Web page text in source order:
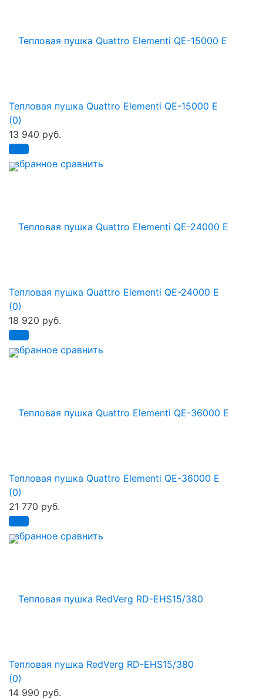
избранное сравнить
Тепловая пушка Quattro Elementi QE-15000 E
(0)
13 940 руб.
избранное сравнить
Тепловая пушка Quattro Elementi QE-24000 E
(0)
18 920 руб.
избранное сравнить
Тепловая пушка Quattro Elementi QE-36000 E
(0)
21 770 руб.
Тепловая пушка RedVerg RD-EHS15/380
(0)
14 990 руб.